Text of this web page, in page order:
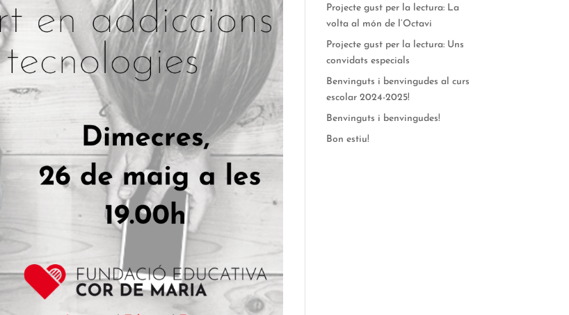
Projecte gust per la lectura: La
volta al món de l’Octavi
Projecte gust per la lectura: Uns
convidats especials
Benvinguts i benvingudes al curs
escolar 2024-2025!
Benvinguts i benvingudes!
Bon estiu!